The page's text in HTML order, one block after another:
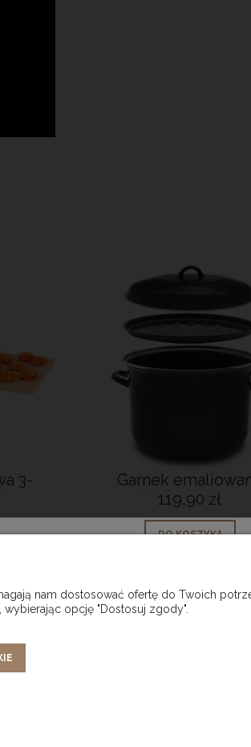
3-
na
Garnek
powidlak do
dżemów i powideł
119,90 zł
DO KOSZYKA
nam dostosować ofertę do Twoich
opcję "Dostosuj zgody".